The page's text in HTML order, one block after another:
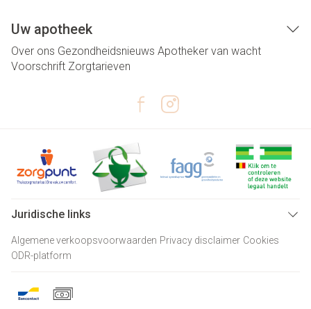
Uw apotheek
Over ons Gezondheidsnieuws Apotheker van wacht
Voorschrift Zorgtarieven
Juridische links
Algemene verkoopsvoorwaarden Privacy disclaimer Cookies
ODR-platform